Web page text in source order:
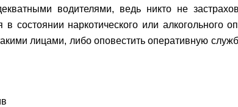
водителями, ведь никто не
состоянии наркотического или алкогольного
лицами, либо оповестить оперативную